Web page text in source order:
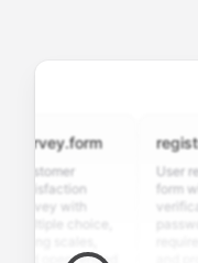
with
open-ended
User
form with